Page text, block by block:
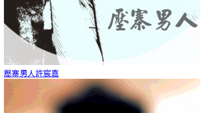
壓寨男人許宸嘉